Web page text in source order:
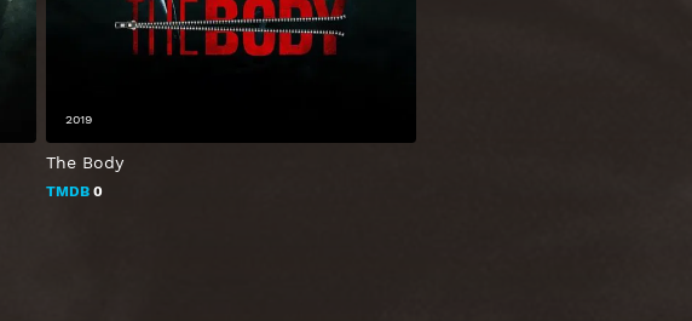
The Body
TMDB 0
2019